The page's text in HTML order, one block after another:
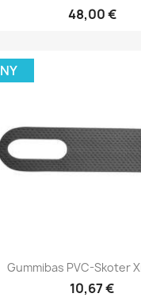
48,00 €
Snabbvy
Gummibas PVC-Skoter
10,67 €
NY